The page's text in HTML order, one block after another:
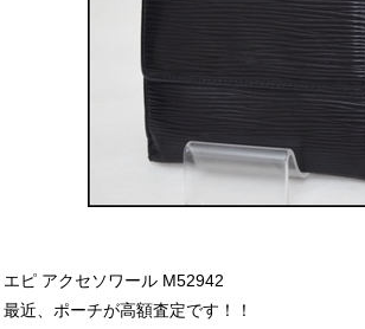
エピ アクセソワール M52942
最近、ポーチが高額査定です！！